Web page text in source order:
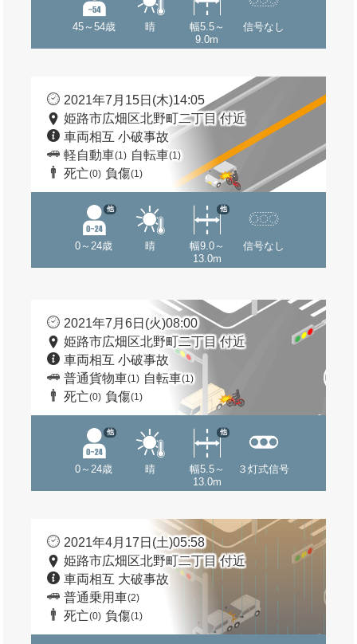
45～54歳 晴
幅5.5～
9.0m
信号なし
2021年7月15日(木)14:05
姫路市広畑区北野町二丁目 付近
車両相互 小破事故
軽自動車(1) 自転車(1)
死亡(0) 負傷(1)
0～24歳
他
晴
幅9.0～
13.0m
他
信号なし
2021年7月6日(火)08:00
姫路市広畑区北野町二丁目 付近
車両相互 小破事故
普通貨物車(1) 自転車(1)
死亡(0) 負傷(1)
0～24歳
他
晴
幅5.5～
13.0m
他
３灯式信号
2021年4月17日(土)05:58
姫路市広畑区北野町二丁目 付近
車両相互 大破事故
普通乗用車(2)
死亡(0) 負傷(1)